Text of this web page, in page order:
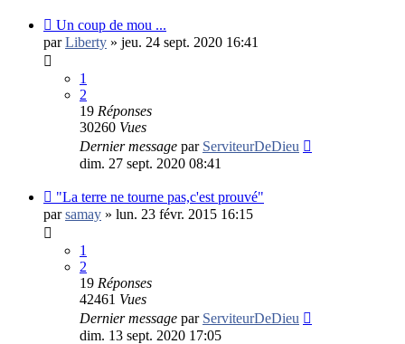
Un coup de mou ...
parLiberty » jeu. 24 sept. 2020 16:41
1
2
19 Réponses
30260 Vues
Dernier message par ServiteurDeDieu
dim. 27 sept. 2020 08:41
"La terre ne tourne pas,c'est prouvé"
parsamay » lun. 23 févr. 2015 16:15
1
2
19 Réponses
42461 Vues
Dernier message par ServiteurDeDieu
dim. 13 sept. 2020 17:05